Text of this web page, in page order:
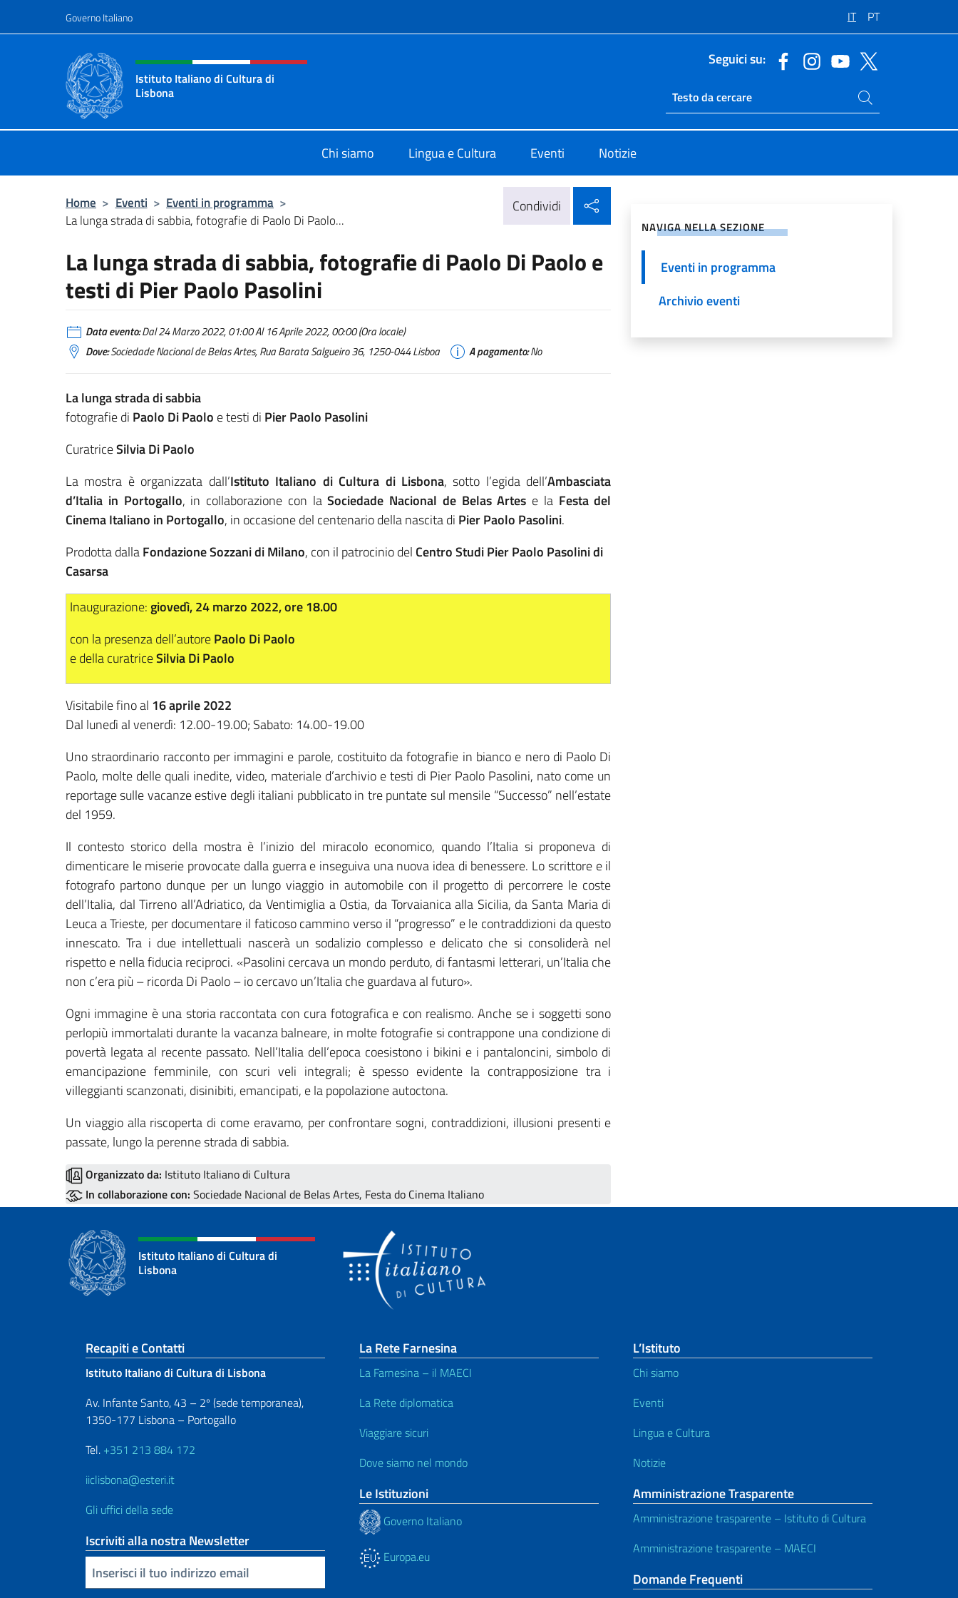
Governo Italiano IT PT
Intestazione sito, social e menù
Istituto Italiano di Cultura di
Lisbona
Seguici su:
Ricerca sito live
Cerca nel sito
Chi siamo Lingua e Cultura Eventi Notizie
Home > Eventi > Eventi in programma >
La lunga strada di sabbia, fotografie di Paolo Di Paolo...
Condividi
La lunga strada di sabbia, fotografie di Paolo Di Paolo e
testi di Pier Paolo Pasolini
Data evento:Dal 24 Marzo 2022, 01:00 Al 16 Aprile 2022, 00:00 (Ora locale)
Dove:Sociedade Nacional de Belas Artes, Rua Barata Salgueiro 36, 1250-044 Lisboa A pagamento:No
La lunga strada di sabbia
fotografie di Paolo Di Paolo e testi di Pier Paolo Pasolini
CuratriceSilvia Di Paolo
La mostra è organizzata dall’Istituto Italiano di Cultura di Lisbona, sotto l’egida dell’Ambasciata
d’Italia in Portogallo, in collaborazione con laSociedade Nacional de Belas Artes e la Festa del
Cinema Italiano in Portogallo, in occasione del centenario della nascita di Pier Paolo Pasolini.
Prodotta dallaFondazione Sozzani di Milano, con il patrocinio del Centro Studi Pier Paolo Pasolini di
Casarsa
Inaugurazione: giovedì, 24 marzo 2022, ore 18.00
con la presenza dell’autorePaolo Di Paolo
e della curatriceSilvia Di Paolo
Visitabile fino al 16 aprile 2022
Dal lunedì al venerdì: 12.00-19.00; Sabato: 14.00-19.00
Uno straordinario racconto per immagini e parole, costituito da fotografie in bianco e nero di Paolo Di
Paolo, molte delle quali inedite, video, materiale d’archivio e testi di Pier Paolo Pasolini, nato come un
reportage sulle vacanze estive degli italiani pubblicato in tre puntate sul mensile “Successo” nell’estate
del 1959.
Il contesto storico della mostra è l’inizio del miracolo economico, quando l’Italia si proponeva di
dimenticare le miserie provocate dalla guerra e inseguiva una nuova idea di benessere. Lo scrittore e il
fotografo partono dunque per un lungo viaggio in automobile con il progetto di percorrere le coste
dell’Italia, dal Tirreno all’Adriatico, da Ventimiglia a Ostia, da Torvaianica alla Sicilia, da Santa Maria di
Leuca a Trieste, per documentare il faticoso cammino verso il “progresso” e le contraddizioni da questo
innescato. Tra i due intellettuali nascerà un sodalizio complesso e delicato che si consoliderà nel
rispetto e nella fiducia reciproci. «Pasolini cercava un mondo perduto, di fantasmi letterari, un’Italia che
non c’era più – ricorda Di Paolo – io cercavo un’Italia che guardava al futuro».
Ogni immagine è una storia raccontata con cura fotografica e con realismo. Anche se i soggetti sono
perlopiù immortalati durante la vacanza balneare, in molte fotografie si contrappone una condizione di
povertà legata al recente passato. Nell’Italia dell’epoca coesistono i bikini e i pantaloncini, simbolo di
emancipazione femminile, con scuri veli integrali; è spesso evidente la contrapposizione tra i
villeggianti scanzonati, disinibiti, emancipati, e la popolazione autoctona.
Un viaggio alla riscoperta di come eravamo, per confrontare sogni, contraddizioni, illusioni presenti e
passate, lungo la perenne strada di sabbia.
Organizzato da: Istituto Italiano di Cultura
In collaborazione con: Sociedade Nacional de Belas Artes, Festa do Cinema Italiano
NAVIGA NELLA SEZIONE
Eventi in programma
Archivio eventi
Istituto Italiano di Cultura di
Lisbona
Sezione footer
Recapiti e Contatti
Istituto Italiano di Cultura di Lisbona
Av. Infante Santo, 43 – 2º (sede temporanea),
1350-177 Lisbona – Portogallo
Tel. +351 213 884 172
iiclisbona@esteri.it
Gli uffici della sede
Iscriviti alla nostra Newsletter
Inserisci la tua email
La Rete Farnesina
La Farnesina – il MAECI
La Rete diplomatica
Viaggiare sicuri
Dove siamo nel mondo
Le Istituzioni
Governo Italiano
Europa.eu
L’Istituto
Chi siamo
Eventi
Lingua e Cultura
Notizie
Amministrazione Trasparente
Amministrazione trasparente – Istituto di Cultura
Amministrazione trasparente – MAECI
Domande Frequenti